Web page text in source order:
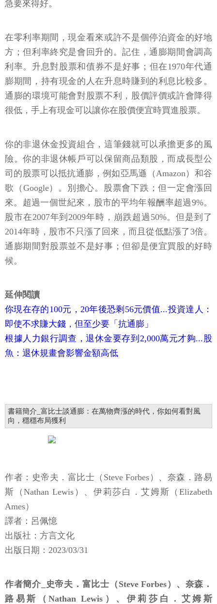
急要來得好。
在零利率期間，現金看來或許不是個停泊資金的好地
方；但利率終究是會回升的。記住，通膨期間會調高
利率。升息對股票和債券不是好事；但在1970年代通
膨期間，持有現金的人在升息時賺到的利息比較多。
通膨的環境可能會對股票不利，股價評價或許會降得
很低，手上有現金可以讓你在股價便宜時買進股票。
你的非退休金投資組合，這筆錢就可以承擔更多的風
險。你的非退休帳戶可以保留商品類股，而成長型公
司的股票可以抵抗通膨，例如亞馬遜（Amazon）和谷
歌（Google）。別擔心。股票會下跌；但一定會漲回
來。超過一個世紀來，股市的平均年報酬率超過9%。
股市在2007年到2009年時，崩跌超過50%。但是到了
2014年時，股市不只漲了回來，而且從低點漲了3倍。
通膨期間對股票並不是好事；但卻是便宜買股的好時
候。
延伸閱讀
你現在存的100元，20年後恐剩56元價值...投資達人：
即使不求賺大錢，但至少要「抗通膨」
根據人力銀行調查，退休金要存到2,000萬元才夠...股
魚：退休規畫會影響金額高低
書籍簡介_富比士談通膨：在萬物齊漲的時代，你如何看對風
向，穩穩布局獲利
作者：史帝夫．富比士（Steve Forbes）、奈森．路易
斯（Nathan Lewis）、伊莉莎白．艾姆斯（Elizabeth
Ames）
譯者：呂佩憶
出版社：方言文化
出版日期：2023/03/31
作者簡介_史帝夫．富比士（Steve Forbes）、奈森．
路易斯（Nathan Lewis）、伊莉莎白．艾姆斯